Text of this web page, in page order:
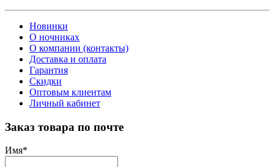
Новинки
О ночниках
О компании (контакты)
Доставка и оплата
Гарантия
Скидки
Оптовым клиентам
Личный кабинет
Заказ товара по почте
Имя*